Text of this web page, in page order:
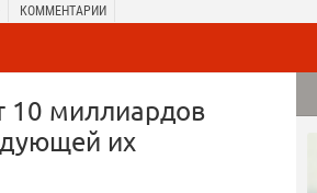
КОММЕНТАРИИ
10 миллиардов
их